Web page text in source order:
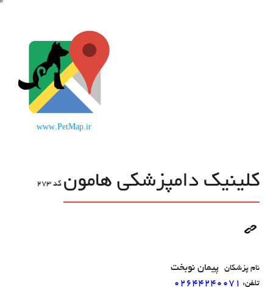
www.PetMap.ir
کلینیک دامپزشکی هامون کد273
نام پزشکانپیمان نوبخت
تلفن: 02644240071